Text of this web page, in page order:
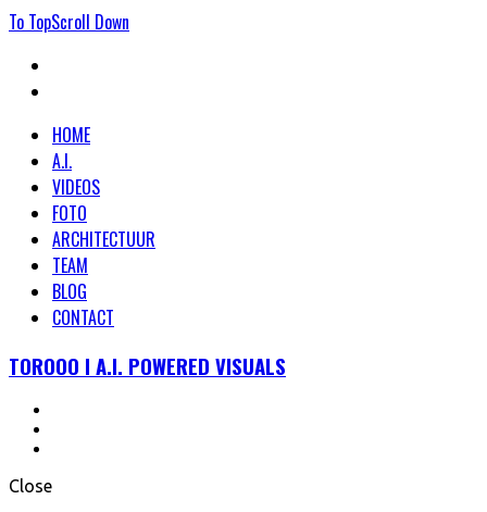
To TopScroll Down
HOME
A.I.
VIDEOS
FOTO
ARCHITECTUUR
TEAM
BLOG
CONTACT
TOROOO I A.I. POWERED VISUALS
Close